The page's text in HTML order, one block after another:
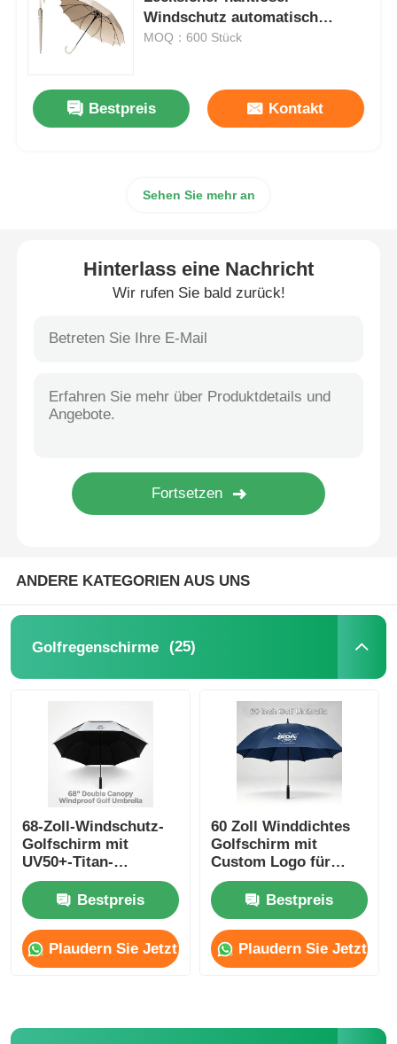
Wanderschirme
Kompakte Regenschirme
Automatisch geöffnete Regenschirme
Kinderschirme
Windschutz automatisch
offener Schirm
MOQ：600 Stück
Bestpreis Kontakt
Sehen Sie mehr an
Hinterlass eine Nachricht
Wir rufen Sie bald zurück!
ANDERE KATEGORIEN AUS UNS
Golfregenschirme (25)
68-Zoll-Windschutz-
Golfschirm mit
UV50+-Titan-
Silbergewebe und 100
km/h Windwiderstand
Bestpreis
Plaudern Sie Jetzt
60 Zoll Winddichtes
Golfschirm mit
Custom Logo für
Firmen- und
Werbezwecke
Bestpreis
Plaudern Sie Jetzt